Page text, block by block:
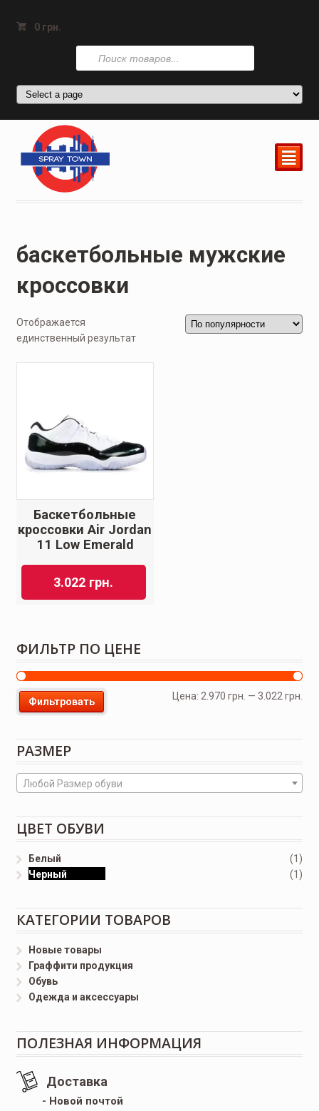
0 грн.
Поиск
товаров
²
баскетбольные мужские
кроссовки
Отображается
единственный результат
Баскетбольные
кроссовки Air Jordan
11 Low Emerald
3.022 грн.
ФИЛЬТР ПО ЦЕНЕ
Фильтровать
Цена: 2.970 грн. —3.022 грн.
РАЗМЕР
Любой Размер обуви
ЦВЕТ ОБУВИ
Белый
(1)
Черный
(1)
КАТЕГОРИИ ТОВАРОВ
Новые товары
Граффити продукция
Обувь
Одежда и аксессуары
ПОЛЕЗНАЯ ИНФОРМАЦИЯ
Доставка
- Новой почтой